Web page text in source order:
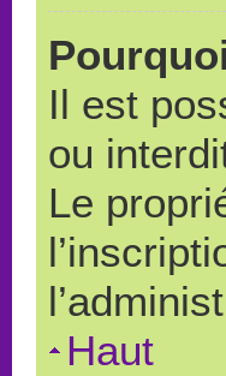
Il est
ou
Le
Haut